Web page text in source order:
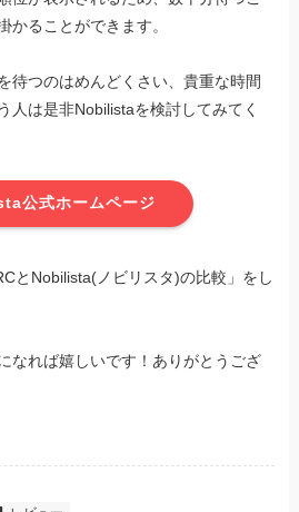
かることができます。
待つのはめんどくさい、貴重な時間
人は是非Nobilistaを検討してみてく
公式ホームページ
とNobilista(ノビリスタ)の比較」をし
なれば嬉しいです！ありがとうござ